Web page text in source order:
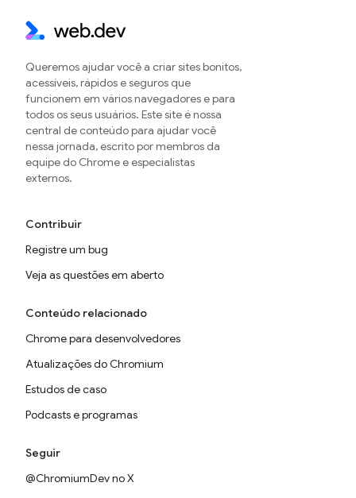
Queremos ajudar você a criar sites bonitos,
acessíveis, rápidos e seguros que
funcionem em vários navegadores e para
todos os seus usuários. Este site é nossa
central de conteúdo para ajudar você
nessa jornada, escrito por membros da
equipe do Chrome e especialistas
externos.
Contribuir
Registre um bug
Veja as questões em aberto
Conteúdo relacionado
Chrome para desenvolvedores
Atualizações do Chromium
Estudos de caso
Podcasts e programas
Seguir
@ChromiumDev no X